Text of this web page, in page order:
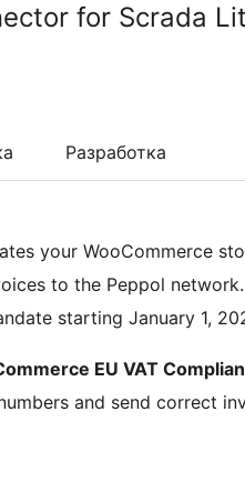
for Scrada
Разработка
your WooCommerce
to the Peppol
starting January 1,
EU VAT
and send correct